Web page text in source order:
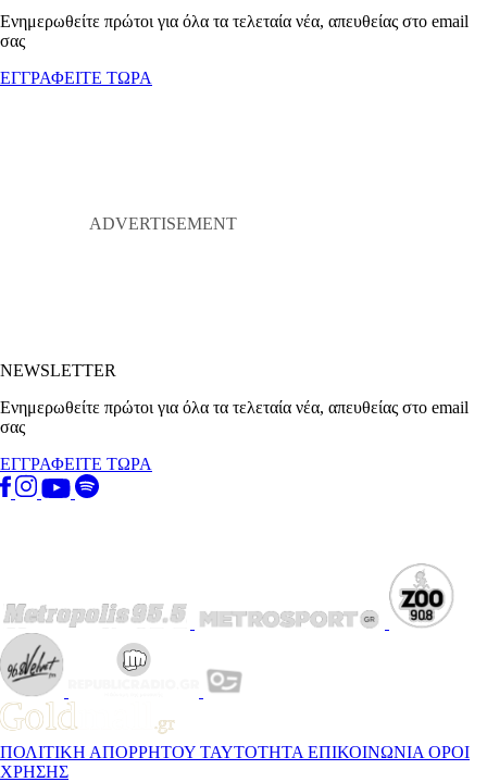
Ενημερωθείτε πρώτοι για όλα τα τελεταία νέα, απευθείας στο email
σας
ΕΓΓΡΑΦΕΙΤΕ ΤΩΡΑ
NEWSLETTER
Ενημερωθείτε πρώτοι για όλα τα τελεταία νέα, απευθείας στο email
σας
ΕΓΓΡΑΦΕΙΤΕ ΤΩΡΑ
ΠΟΛΙΤΙΚΗ ΑΠΟΡΡΗΤΟΥ ΤΑΥΤΟΤΗΤΑ ΕΠΙΚΟΙΝΩΝΙΑ ΟΡΟΙ
ΧΡΗΣΗΣ